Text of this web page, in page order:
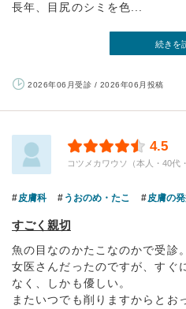
長年、目尻のシミを色...
続きを
2026年06月受診 / 2026年06月投稿
4.5
コツメカワウソ（本人・40代
皮膚科 うおのめ・たこ 皮膚の
すごく親切
魚の目なのかたこなのかで受診。
女医さんだったのですが、すぐ
なく、しかも優しい。
またいつでも削りますからとお